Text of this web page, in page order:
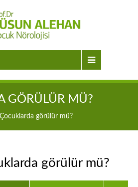
GÖRÜLÜR MÜ?
görülür mü?
görülür mü?